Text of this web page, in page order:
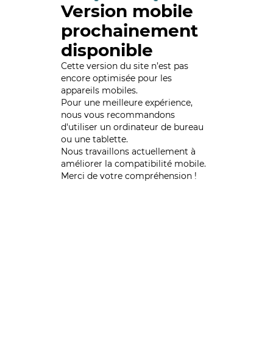
Version mobile
prochainement
disponible
Cette version du site n’est pas
encore optimisée pour les
appareils mobiles.
Pour une meilleure expérience,
nous vous recommandons
d'utiliser un ordinateur de bureau
ou une tablette.
Nous travaillons actuellement à
améliorer la compatibilité mobile.
Merci de votre compréhension !